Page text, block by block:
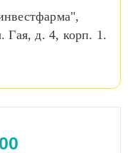
Гая, д. 4, корп. 1.